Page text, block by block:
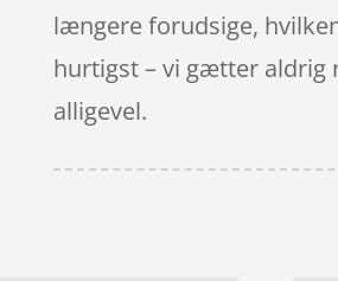
længere forudsige,
hurtigst – vi gætter aldrig
alligevel.